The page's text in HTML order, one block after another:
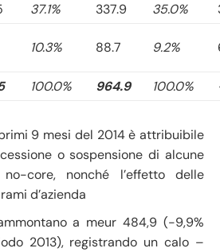
37.1% 337.9 35.0%
10.3% 88.7 9.2%
100.0% 964.9 100.0%
9 mesi del 2014 è attribuibile
o sospensione di alcune
core, nonché l’effetto delle
d’azienda
a meur 484,9 (-9,9%
2013), registrando un calo –